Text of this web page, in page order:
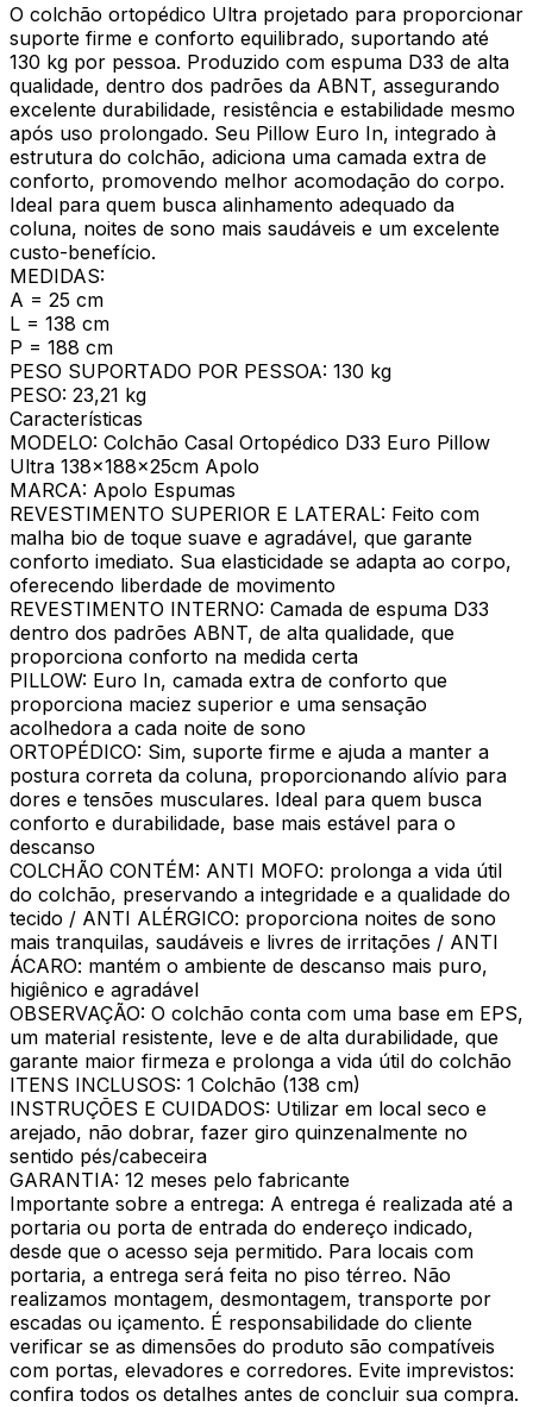
O colchão ortopédico Ultra projetado para proporcionar
suporte firme e conforto equilibrado, suportando até
130 kg por pessoa. Produzido com espuma D33 de alta
qualidade, dentro dos padrões da ABNT, assegurando
excelente durabilidade, resistência e estabilidade mesmo
após uso prolongado. Seu Pillow Euro In, integrado à
estrutura do colchão, adiciona uma camada extra de
conforto, promovendo melhor acomodação do corpo.
Ideal para quem busca alinhamento adequado da
coluna, noites de sono mais saudáveis e um excelente
custo-benefício.
MEDIDAS:
A = 25 cm
L = 138 cm
P = 188 cm
PESO SUPORTADO POR PESSOA: 130 kg
PESO: 23,21 kg
Características
MODELO: Colchão Casal Ortopédico D33 Euro Pillow
Ultra 138x188x25cm Apolo
MARCA: Apolo Espumas
REVESTIMENTO SUPERIOR E LATERAL: Feito com
malha bio de toque suave e agradável, que garante
conforto imediato. Sua elasticidade se adapta ao corpo,
oferecendo liberdade de movimento
REVESTIMENTO INTERNO: Camada de espuma D33
dentro dos padrões ABNT, de alta qualidade, que
proporciona conforto na medida certa
PILLOW: Euro In, camada extra de conforto que
proporciona maciez superior e uma sensação
acolhedora a cada noite de sono
ORTOPÉDICO: Sim, suporte firme e ajuda a manter a
postura correta da coluna, proporcionando alívio para
dores e tensões musculares. Ideal para quem busca
conforto e durabilidade, base mais estável para o
descanso
COLCHÃO CONTÉM: ANTI MOFO: prolonga a vida útil
do colchão, preservando a integridade e a qualidade do
tecido / ANTI ALÉRGICO: proporciona noites de sono
mais tranquilas, saudáveis e livres de irritações / ANTI
ÁCARO: mantém o ambiente de descanso mais puro,
higiênico e agradável
OBSERVAÇÃO: O colchão conta com uma base em EPS,
um material resistente, leve e de alta durabilidade, que
garante maior firmeza e prolonga a vida útil do colchão
ITENS INCLUSOS: 1 Colchão (138 cm)
INSTRUÇÕES E CUIDADOS: Utilizar em local seco e
arejado, não dobrar, fazer giro quinzenalmente no
sentido pés/cabeceira
GARANTIA: 12 meses pelo fabricante
Importante sobre a entrega: A entrega é realizada até a
portaria ou porta de entrada do endereço indicado,
desde que o acesso seja permitido. Para locais com
portaria, a entrega será feita no piso térreo. Não
realizamos montagem, desmontagem, transporte por
escadas ou içamento. É responsabilidade do cliente
verificar se as dimensões do produto são compatíveis
com portas, elevadores e corredores. Evite imprevistos:
confira todos os detalhes antes de concluir sua compra.